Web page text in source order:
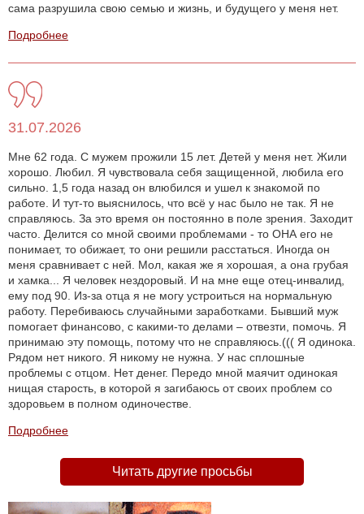
сама разрушила свою семью и жизнь, и будущего у меня нет.
Подробнее
31.07.2026
Мне 62 года. С мужем прожили 15 лет. Детей у меня нет. Жили
хорошо. Любил. Я чувствовала себя защищенной, любила его
сильно. 1,5 года назад он влюбился и ушел к знакомой по
работе. И тут-то выяснилось, что всё у нас было не так. Я не
справляюсь. За это время он постоянно в поле зрения. Заходит
часто. Делится со мной своими проблемами - то ОНА его не
понимает, то обижает, то они решили расстаться. Иногда он
меня сравнивает с ней. Мол, какая же я хорошая, а она грубая
и хамка... Я человек нездоровый. И на мне еще отец-инвалид,
ему под 90. Из-за отца я не могу устроиться на нормальную
работу. Перебиваюсь случайными заработками. Бывший муж
помогает финансово, с какими-то делами – отвезти, помочь. Я
принимаю эту помощь, потому что не справляюсь.((( Я одинока.
Рядом нет никого. Я никому не нужна. У нас сплошные
проблемы с отцом. Нет денег. Передо мной маячит одинокая
нищая старость, в которой я загибаюсь от своих проблем со
здоровьем в полном одиночестве.
Подробнее
Читать другие просьбы